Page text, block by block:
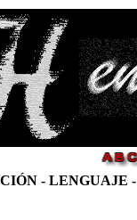
- LENGUAJE -